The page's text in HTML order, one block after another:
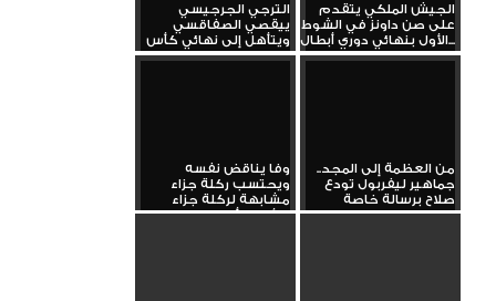
الجيش الملكي يتقدم
على صن داونز في الشوط
الأول بنهائي دوري أبطال...
الترجي الجرجيسي
ييقصي الصفاقسي
ويتأهل إلى نهائي كأس
تونس
من العظمة إلى المجد..
جماهير ليفربول تودع
صلاح برسالة خاصة
وفا يناقض نفسه
ويحتسب ركلة جزاء
مشابهة لركلة جزاء
الأهلي أمام...